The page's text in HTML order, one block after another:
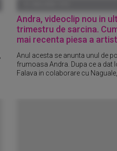
Andra, videoclip nou in
trimestru de sarcina.
mai recenta piesa a
Anul acesta se anunta unul de
frumoasa Andra. Dupa ce a dat
Falava in colaborare cu Naguale,